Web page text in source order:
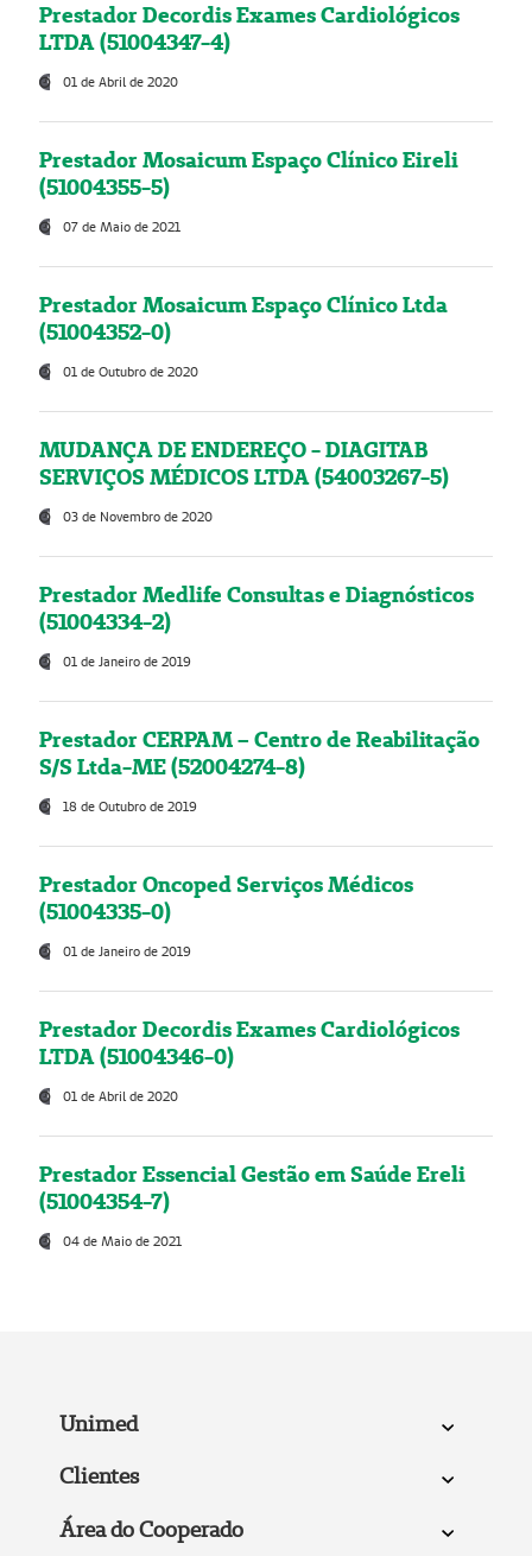
Prestador Decordis Exames Cardiológicos
LTDA (51004347-4)
01 de Abril de 2020
Prestador Mosaicum Espaço Clínico Eireli
(51004355-5)
07 de Maio de 2021
Prestador Mosaicum Espaço Clínico Ltda
(51004352-0)
01 de Outubro de 2020
MUDANÇA DE ENDEREÇO - DIAGITAB
SERVIÇOS MÉDICOS LTDA (54003267-5)
03 de Novembro de 2020
Prestador Medlife Consultas e Diagnósticos
(51004334-2)
01 de Janeiro de 2019
Prestador CERPAM – Centro de Reabilitação
S/S Ltda-ME (52004274-8)
18 de Outubro de 2019
Prestador Oncoped Serviços Médicos
(51004335-0)
01 de Janeiro de 2019
Prestador Decordis Exames Cardiológicos
LTDA (51004346-0)
01 de Abril de 2020
Prestador Essencial Gestão em Saúde Ereli
(51004354-7)
04 de Maio de 2021
Unimed
Clientes
Área do Cooperado